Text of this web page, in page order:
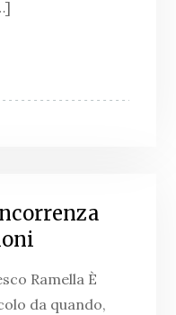
Ramella È
da quando,